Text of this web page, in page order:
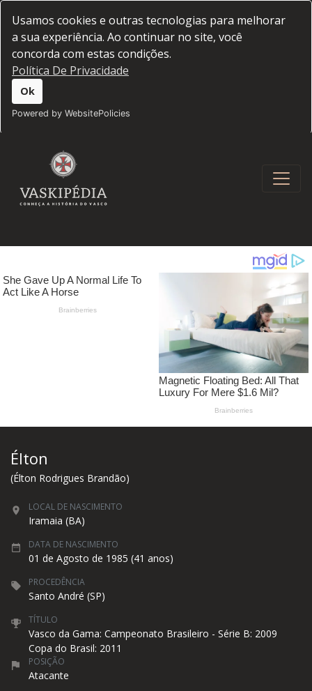
Usamos cookies e outras tecnologias para melhorar
a sua experiência. Ao continuar no site, você
concorda com estas condições.
Política De Privacidade
Ok
Powered by WebsitePolicies
Élton
(Élton Rodrigues Brandão)
LOCAL DE NASCIMENTO
Iramaia (BA)
DATA DE NASCIMENTO
01 de Agosto de 1985 (41 anos)
PROCEDÊNCIA
Santo André (SP)
TÍTULO
Vasco da Gama: Campeonato Brasileiro - Série B: 2009
Copa do Brasil: 2011
POSIÇÃO
Atacante